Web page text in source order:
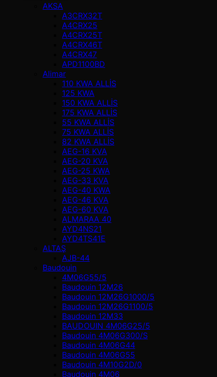
AKSA
A3CRX32T
A4CRX25
A4CRX25T
A4CRX46T
A4CRX47
APD1100BD
Alimar
110 KWA ALLİS
125 KWA
150 KWA ALLİS
175 KWA ALLİS
55 KWA ALLİS
75 KWA ALLİS
82 KWA ALLİS
AEG-16 KVA
AEG-20 KVA
AEG-25 KWA
AEG-33 KVA
AEG-40 KWA
AEG-46 KVA
AEG-60 KVA
ALMARAA 40
AYD4NS21
AYD4TS41E
ALTAŞ
AJB-44
Baudouin
4M06G55/5
Baudouin 12M26
Baudouin 12M26G1000/5
Baudouin 12M26G1100/5
Baudouin 12M33
BAUDOUIN 4M06G25/5
Baudouin 4M06G300/S
Baudouin 4M06G44
Baudouin 4M06G55
Baudouin 4M10G2D/0
Baudouin 4М06